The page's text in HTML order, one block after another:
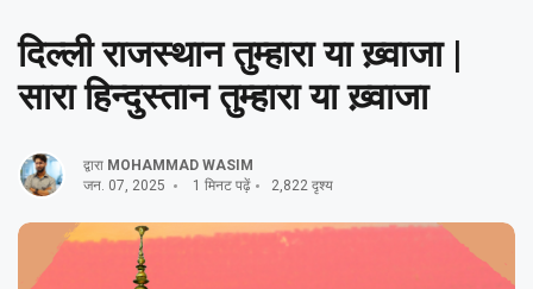
दिल्ली राजस्थान तुम्हारा या ख़्वाजा |
सारा हिन्दुस्तान तुम्हारा या ख़्वाजा
द्वारा MOHAMMAD WASIM
जन. 07, 2025
1 मिनट पढ़ें 2,822 दृश्य